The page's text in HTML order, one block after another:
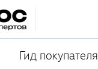
Гид покупателя